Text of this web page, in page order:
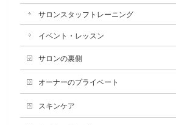
サロンスタッフトレーニング
イベント・レッスン
サロンの裏側
オーナーのプライベート
スキンケア